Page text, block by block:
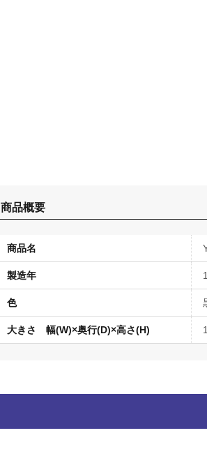
商品概要
商品名
製造年
色
大きさ 幅(W)×奥行(D)×高さ(H)